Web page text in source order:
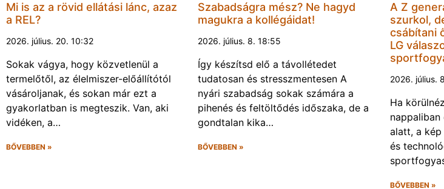
Mi is az a rövid ellátási lánc, azaz
a REL?
2026. július. 20. 10:32
Sokak vágya, hogy közvetlenül a
termelőtől, az élelmiszer-előállítótól
vásároljanak, és sokan már ezt a
gyakorlatban is megteszik. Van, aki
vidéken, a…
BŐVEBBEN »
Szabadságra mész? Ne hagyd
magukra a kollégáidat!
2026. július. 8. 18:55
Így készítsd elő a távollétedet
tudatosan és stresszmentesen A
nyári szabadság sokak számára a
pihenés és feltöltődés időszaka, de a
gondtalan kika…
BŐVEBBEN »
A Z
szurkol,
csábítani
LG
2026. július.
Ha
alatt, a
és
BŐVEBBEN »